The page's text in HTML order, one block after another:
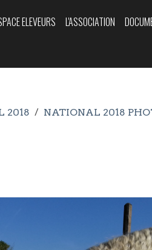
ELEVEURS L'ASSOCIATION
2018
NATIONAL 2018